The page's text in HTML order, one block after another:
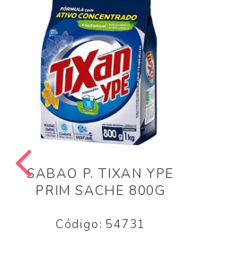
SABAO P. TIXAN YPE
PRIM SACHE 800G
Código: 54731